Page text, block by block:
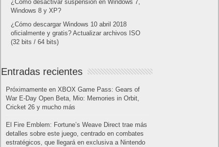
¿Cómo desactivar suspensión en Windows 7,
Windows 8 y XP?
¿Cómo descargar Windows 10 abril 2018
oficialmente y gratis? Actualizar archivos ISO
(32 bits / 64 bits)
Entradas recientes
Próximamente en XBOX Game Pass: Gears of
War E-Day Open Beta, Mio: Memories in Orbit,
Cricket 26 y mucho más
El Fire Emblem: Fortune’s Weave Direct trae más
detalles sobre este juego, centrado en combates
estratégicos, que llegará en exclusiva a Nintendo